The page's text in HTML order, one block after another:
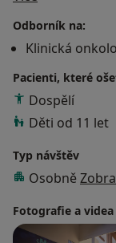
komplexní péči
Odborník na:
Klinická
Pacienti, které
Dospělí
Děti od 11 let
Typ návštěv
Osobně
Fotografie a videa